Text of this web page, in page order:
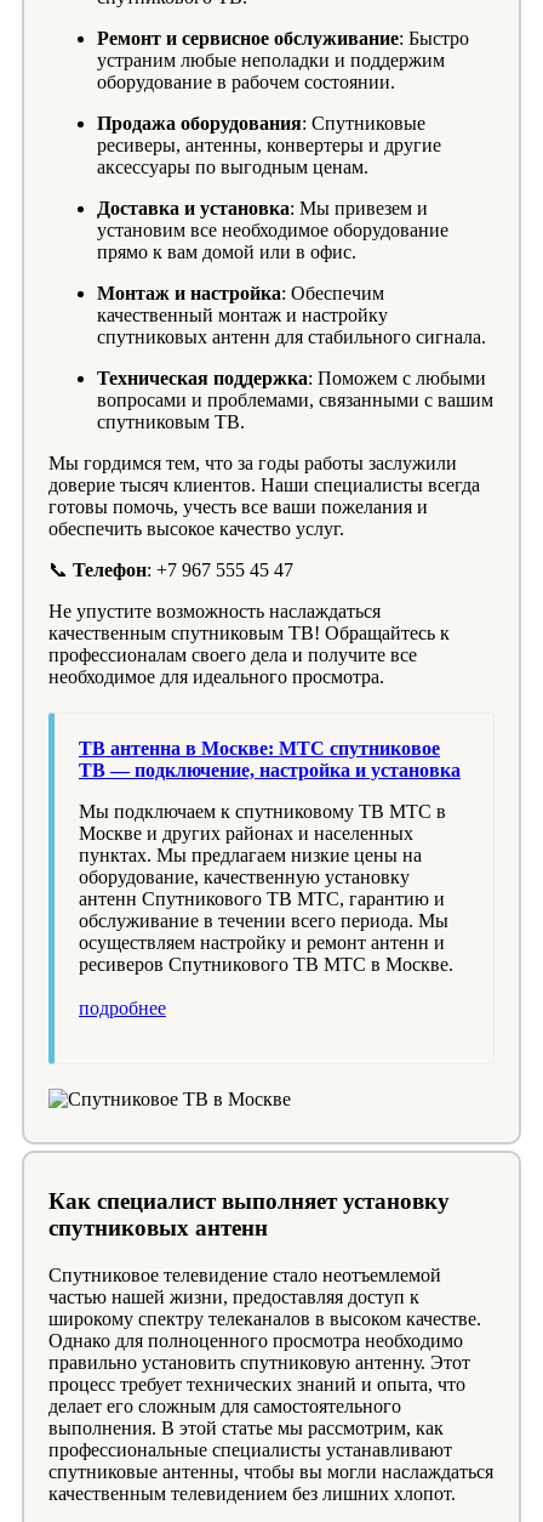
Ремонт и сервисное обслуживание: Быстро
устраним любые неполадки и поддержим
оборудование в рабочем состоянии.
Продажа оборудования: Спутниковые
ресиверы, антенны, конвертеры и другие
аксессуары по выгодным ценам.
Доставка и установка: Мы привезем и
установим все необходимое оборудование
прямо к вам домой или в офис.
Монтаж и настройка: Обеспечим
качественный монтаж и настройку
спутниковых антенн для стабильного сигнала.
Техническая поддержка: Поможем с любыми
вопросами и проблемами, связанными с вашим
спутниковым ТВ.
Мы гордимся тем, что за годы работы заслужили
доверие тысяч клиентов. Наши специалисты всегда
готовы помочь, учесть все ваши пожелания и
обеспечить высокое качество услуг.
📞 Телефон: +7 967 555 45 47
Не упустите возможность наслаждаться
качественным спутниковым ТВ! Обращайтесь к
профессионалам своего дела и получите все
необходимое для идеального просмотра.
ТВ антенна в Москве: МТС спутниковое
ТВ — подключение, настройка и установка
Мы подключаем к спутниковому ТВ МТС в
Москве и других районах и населенных
пунктах. Мы предлагаем низкие цены на
оборудование, качественную установку
антенн Спутникового ТВ МТС, гарантию и
обслуживание в течении всего периода. Мы
осуществляем настройку и ремонт антенн и
ресиверов Спутникового ТВ МТС в Москве.
подробнее
Как специалист выполняет установку
спутниковых антенн
Спутниковое телевидение стало неотъемлемой
частью нашей жизни, предоставляя доступ к
широкому спектру телеканалов в высоком качестве.
Однако для полноценного просмотра необходимо
правильно установить спутниковую антенну. Этот
процесс требует технических знаний и опыта, что
делает его сложным для самостоятельного
выполнения. В этой статье мы рассмотрим, как
профессиональные специалисты устанавливают
спутниковые антенны, чтобы вы могли наслаждаться
качественным телевидением без лишних хлопот.